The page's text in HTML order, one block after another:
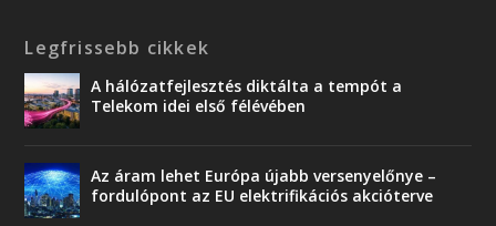
Legfrissebb cikkek
A hálózatfejlesztés diktálta a tempót a
Telekom idei első félévében
Az áram lehet Európa újabb versenyelőnye –
fordulópont az EU elektrifikációs akcióterve